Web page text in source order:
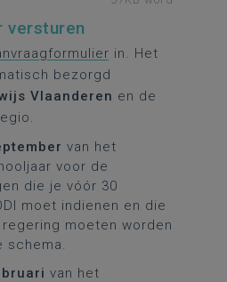
versturen
in. Het
bezorgd
Vlaanderen en de
van het
voor de
die je vóór 30
moet indienen en die
moeten worden
schema.
van het